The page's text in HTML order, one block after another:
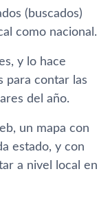
(buscados)
como nacional.
y lo hace
para contar las
del año.
un mapa con
estado, y con
a nivel local en